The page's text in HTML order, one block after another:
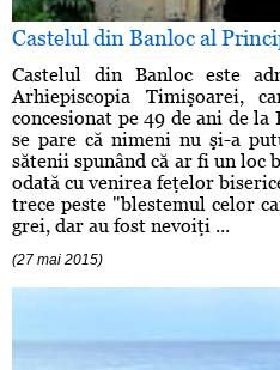
Castelul din Banloc al
Castelul din Banloc este
Arhiepiscopia Timişoarei,
concesionat pe 49 de ani de
se pare că nimeni nu şi-a
sătenii spunând că ar fi un loc
odată cu venirea feţelor
trece peste "blestemul celor
grei, dar au fost nevoiţi ...
(27 mai 2015)